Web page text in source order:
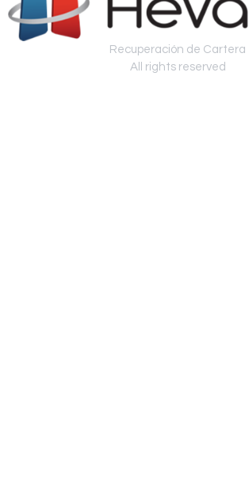
Recuperación de Cartera
All rights reserved